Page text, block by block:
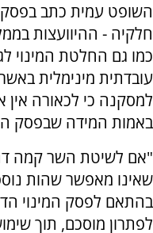
השופט עמית כתב בפסק
חלקיה - ההיוועצות
כמו גם החלטת המינוי
עובדתית מינימלית
למסקנה כי לכאורה אין
באמות המידה שבפסק
"אם לשיטת השר קמה
שאינו מאפשר שהות
בהתאם לפסק המינוי
לפתרון מוסכם, תוך